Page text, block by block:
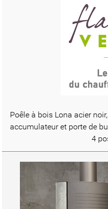
Poêle à bois Lona acier
accumulateur et porte de
4